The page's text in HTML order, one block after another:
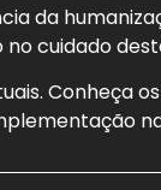
da
cuidado
Conheça